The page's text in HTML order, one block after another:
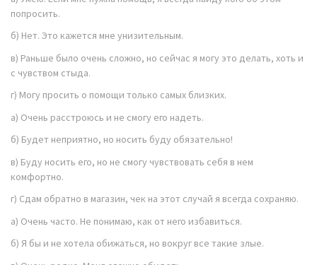
попросить.
б) Нет. Это кажется мне унизительным.
в) Раньше было очень сложно, но сейчас я могу это делать, хоть и
с чувством стыда.
г) Могу просить о помощи только самых близких.
а) Очень расстроюсь и не смогу его надеть.
б) Будет неприятно, но носить буду обязательно!
в) Буду носить его, но не смогу чувствовать себя в нем
комфортно.
г) Сдам обратно в магазин, чек на этот случай я всегда сохраняю.
а) Очень часто. Не понимаю, как от него избавиться.
б) Я бы и не хотела обижаться, но вокруг все такие злые.